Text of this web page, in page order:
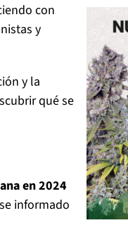
con
y
y la
qué se
en 2024
informado